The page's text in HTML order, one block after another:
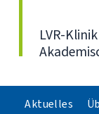
LVR-
Aktuelles